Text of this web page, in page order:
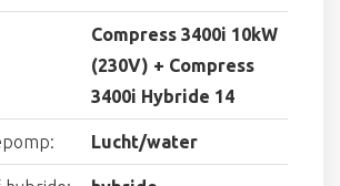
Compress 3400i 10kW
(230V) + Compress
3400i Hybride 14
Lucht/water